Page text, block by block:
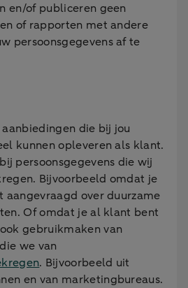
en/of publiceren geen
of rapporten met andere
persoonsgegevens af te
die bij jou
kunnen opleveren als klant.
persoonsgegevens die wij
Bijvoorbeeld omdat je
over duurzame
Of omdat je al klant bent
gebruikmaken van
we van
. Bijvoorbeeld uit
en van marketingbureaus.